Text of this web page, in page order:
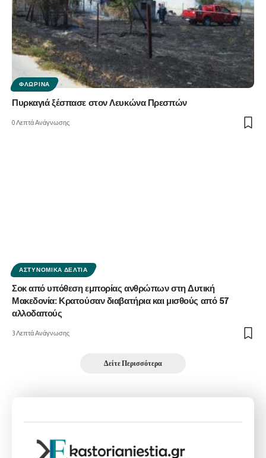
ΦΛΏΡΙΝΑ
Πυρκαγιά ξέσπασε στον Λευκώνα Πρεσπών
0 Λεπτά Ανάγνωσης
ΑΣΤΥΝΟΜΙΚΆ ΔΕΛΤΊΑ
Σοκ από υπόθεση εμπορίας ανθρώπων στη Δυτική
Μακεδονία: Κρατούσαν διαβατήρια και μισθούς από 57
αλλοδαπούς
3 Λεπτά Ανάγνωσης
Δείτε Περισσότερα